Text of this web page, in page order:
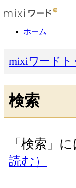
ホーム
mixiワードト
検索
「検索」
読む）